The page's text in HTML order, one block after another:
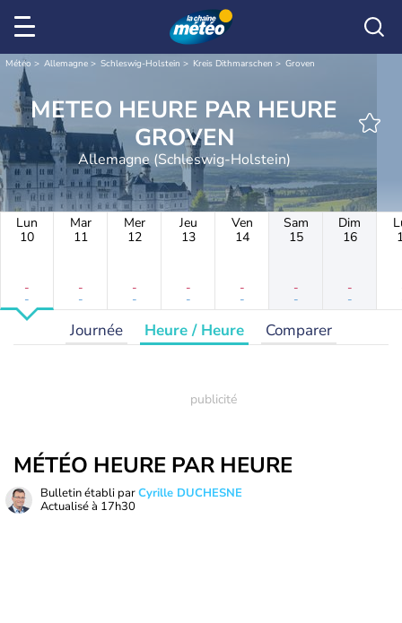
Météo Allemagne Schleswig-Holstein Kreis Dithmarschen Groven
METEO HEURE PAR HEURE
GROVEN
Allemagne (Schleswig-Holstein)
Lun
10
-
-
Mar
11
-
-
Mer
12
-
-
Jeu
13
-
-
Ven
14
-
-
Sam
15
-
-
Dim
16
-
-
Journée Heure / Heure Comparer
MÉTÉO HEURE PAR HEURE
Bulletin établi parCyrille DUCHESNE
Actualisé à 17h30